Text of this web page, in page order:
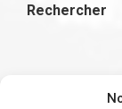
Rechercher